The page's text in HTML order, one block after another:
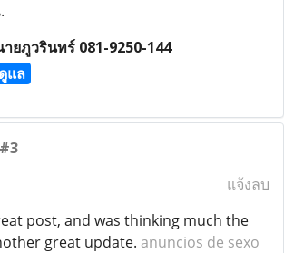
ยภูวรินทร์ 081-9250-144
แล
#3
แจ้งลบ
post, and was thinking much the
great update. anuncios de sexo